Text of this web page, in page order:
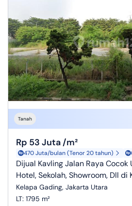
Tanah
Rp 53 Juta /m²
470 Juta/bulan (Tenor 20 tahun)
Dijual Kavling Jalan Raya Cocok
Hotel, Sekolah, Showroom, Dll di
Kelapa Gading, Jakarta Utara
LT: 1795 m²